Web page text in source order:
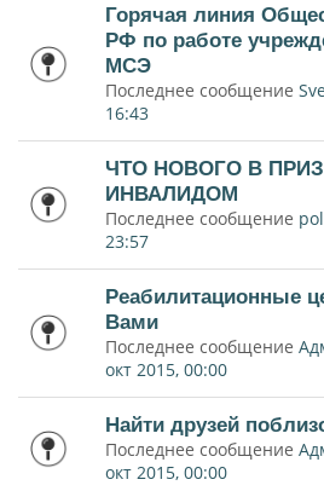
Горячая линия
РФ по работе
МСЭ
Последнее сообщение
16:43
ЧТО НОВОГО В
ИНВАЛИДОМ
Последнее сообщение
23:57
Реабилитационные
Вами
Последнее сообщение
окт 2015, 00:00
Найти друзей
Последнее сообщение
окт 2015, 00:00